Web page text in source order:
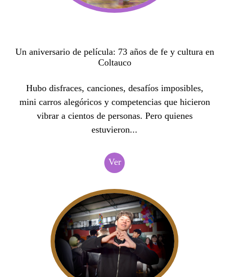
Un aniversario de película: 73 años de fe y cultura en
Coltauco
Hubo disfraces, canciones, desafíos imposibles,
mini carros alegóricos y competencias que hicieron
vibrar a cientos de personas. Pero quienes
estuvieron...
Ver